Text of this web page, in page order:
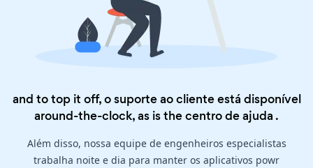
and to top it off, o suporte ao cliente está disponível
around-the-clock, as is thecentro de ajuda .
Além disso, nossa equipe de engenheiros especialistas
trabalha noite e dia para manter os aplicativos powr